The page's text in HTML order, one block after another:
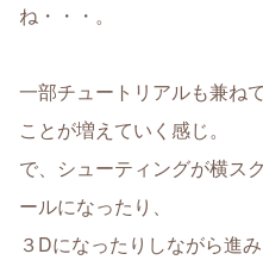
ね・・・。
一部チュートリアルも兼ね
ことが増えていく感じ。
で、シューティングが横ス
ールになったり、
３Dになったりしながら進み